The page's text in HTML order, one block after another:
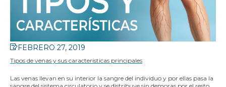
FEBRERO 27, 2019
Tipos de venas y sus características principales
Las venas llevan en su interior la sangre del individuo y por ellas pasa la